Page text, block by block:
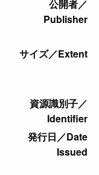
公開者／
Publisher
サイズ／Extent
資源識別子／
Identifier
発行日／Date
Issued